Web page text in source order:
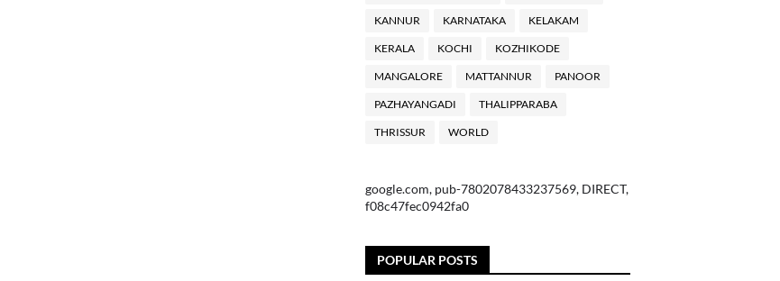
KANNUR KARNATAKA KELAKAM
KERALA KOCHI KOZHIKODE
MANGALORE MATTANNUR PANOOR
PAZHAYANGADI THALIPPARABA
THRISSUR WORLD
google.com, pub-7802078433237569, DIRECT,
f08c47fec0942fa0
POPULAR POSTS